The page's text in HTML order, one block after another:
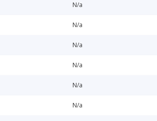
N/a
N/a
N/a
N/a
N/a
N/a